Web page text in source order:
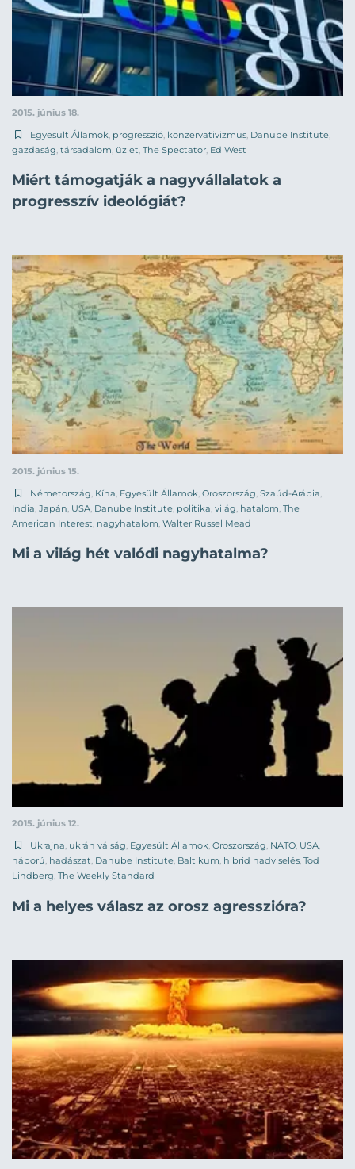
2015. június 18.
Egyesült Államok, progresszió, konzervativizmus, Danube Institute,
gazdaság, társadalom, üzlet, The Spectator, Ed West
Miért támogatják a nagyvállalatok a
progresszív ideológiát?
2015. június 15.
Németország, Kína, Egyesült Államok, Oroszország, Szaúd-Arábia,
India, Japán, USA, Danube Institute, politika, világ, hatalom, The
American Interest, nagyhatalom, Walter Russel Mead
Mi a világ hét valódi nagyhatalma?
2015. június 12.
Ukrajna, ukrán válság, Egyesült Államok, Oroszország, NATO, USA,
háború, hadászat, Danube Institute, Baltikum, hibrid hadviselés, Tod
Lindberg, The Weekly Standard
Mi a helyes válasz az orosz agresszióra?